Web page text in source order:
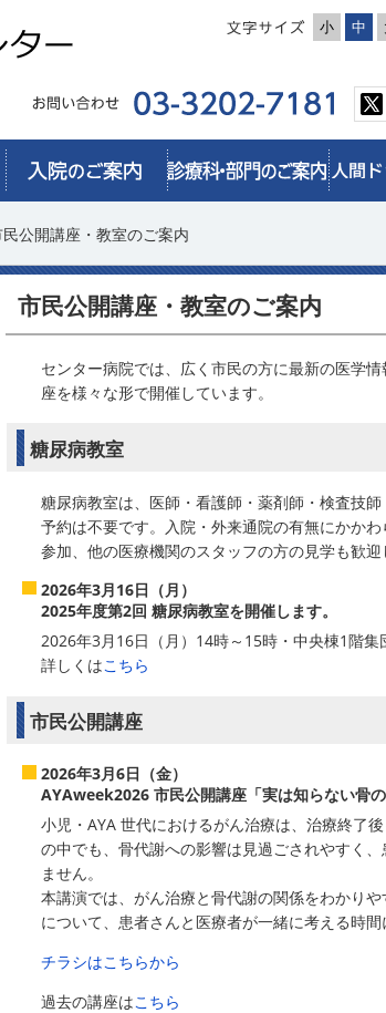
小 中
公開講座・教室のご案内
市民公開講座・教室のご案内
センター病院では、広く市民の方に最新の医学
座を様々な形で開催しています。
糖尿病教室
糖尿病教室は、医師・看護師・薬剤師・検査技
予約は不要です。入院・外来通院の有無にかか
参加、他の医療機関のスタッフの方の見学も歓迎
2026年3月16日（月）
2025年度第2回 糖尿病教室を開催します。
2026年3月16日（月）14時～15時・中央棟1階集
詳しくはこちら
市民公開講座
2026年3月6日（金）
AYAweek2026 市民公開講座「実は知らない骨
小児・AYA 世代におけるがん治療は、治療終了
の中でも、骨代謝への影響は見過ごされやすく
ません。
本講演では、がん治療と骨代謝の関係をわかり
について、患者さんと医療者が一緒に考える時間
チラシはこちらから
過去の講座はこちら